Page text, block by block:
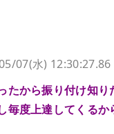
07(水) 12:30:27.86
たから振り付け知
毎度上達してくる